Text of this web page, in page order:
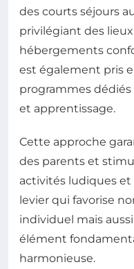
des courts séjours
privilégiant des
hébergements
est également pris
programmes
et apprentissage.
Cette approche
des parents et
activités ludiques et
levier qui favorise
individuel mais
élément
harmonieuse.